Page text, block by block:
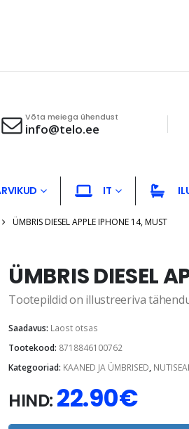
Võta meiega ühendust
info@telo.ee
IT
ÜMBRIS DIESEL APPLE IPHONE 14, MUST
ÜMBRIS DIESEL
Tootepildid on illustreeriva
Saadavus: Laost otsas
Tootekood: 8718846100762
Kategooriad: KAANED JA ÜMBRISED,
HIND: 22.90€